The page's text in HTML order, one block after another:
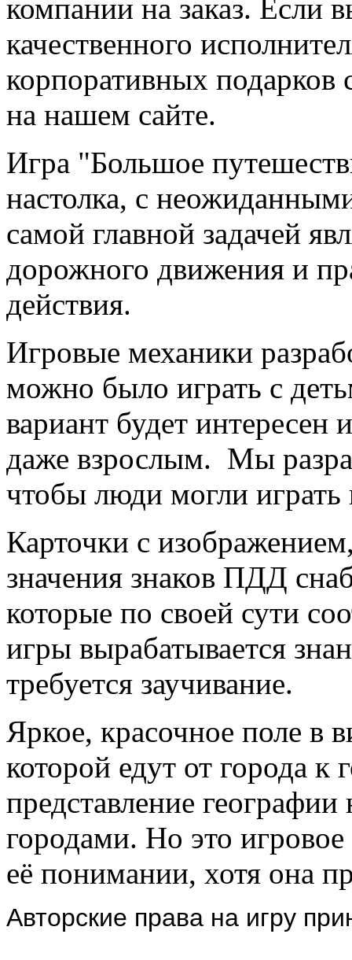
компании на заказ. Если
качественного
корпоративных подарков
на нашем сайте.
Игра "Большое
настолка, с
самой главной задачей
дорожного движения и
действия.
Игровые механики
можно было играть с
вариант будет интересен
даже взрослым. Мы
чтобы люди могли играть
Карточки с
значения знаков ПДД
которые по своей сути
игры вырабатывается
требуется заучивание.
Яркое, красочное поле в
которой едут от города к
представление
городами. Но это игровое
её понимании, хотя она
Авторские права на игру